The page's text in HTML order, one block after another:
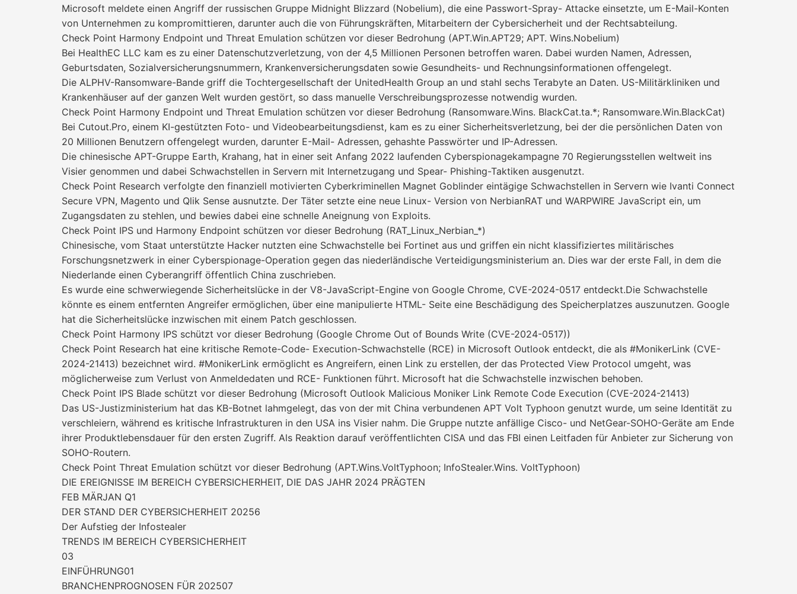
Microsoft meldete einen Angriff der russischen Gruppe Midnight Blizzard (Nobelium), die eine Passwort-Spray- Attacke einsetzte, um E-Mail-Konten
von Unternehmen zu kompromittieren, darunter auch die von Führungskräften, Mitarbeitern der Cybersicherheit und der Rechtsabteilung.
Check Point Harmony Endpoint und Threat Emulation schützen vor dieser Bedrohung (APT.Win.APT29; APT. Wins.Nobelium)
Bei HealthEC LLC kam es zu einer Datenschutzverletzung, von der 4,5 Millionen Personen betroffen waren. Dabei wurden Namen, Adressen,
Geburtsdaten, Sozialversicherungsnummern, Krankenversicherungsdaten sowie Gesundheits- und Rechnungsinformationen offengelegt.
Die ALPHV-Ransomware-Bande griff die Tochtergesellschaft der UnitedHealth Group an und stahl sechs Terabyte an Daten. US-Militärkliniken und
Krankenhäuser auf der ganzen Welt wurden gestört, so dass manuelle Verschreibungsprozesse notwendig wurden.
Check Point Harmony Endpoint und Threat Emulation schützen vor dieser Bedrohung (Ransomware.Wins. BlackCat.ta.*; Ransomware.Win.BlackCat)
Bei Cutout.Pro, einem KI-gestützten Foto- und Videobearbeitungsdienst, kam es zu einer Sicherheitsverletzung, bei der die persönlichen Daten von
20 Millionen Benutzern offengelegt wurden, darunter E-Mail- Adressen, gehashte Passwörter und IP-Adressen.
Die chinesische APT-Gruppe Earth, Krahang, hat in einer seit Anfang 2022 laufenden Cyberspionagekampagne 70 Regierungsstellen weltweit ins
Visier genommen und dabei Schwachstellen in Servern mit Internetzugang und Spear- Phishing-Taktiken ausgenutzt.
Check Point Research verfolgte den finanziell motivierten Cyberkriminellen Magnet Goblinder eintägige Schwachstellen in Servern wie Ivanti Connect
Secure VPN, Magento und Qlik Sense ausnutzte. Der Täter setzte eine neue Linux- Version von NerbianRAT und WARPWIRE JavaScript ein, um
Zugangsdaten zu stehlen, und bewies dabei eine schnelle Aneignung von Exploits.
Check Point IPS und Harmony Endpoint schützen vor dieser Bedrohung (RAT_Linux_Nerbian_*)
Chinesische, vom Staat unterstützte Hacker nutzten eine Schwachstelle bei Fortinet aus und griffen ein nicht klassifiziertes militärisches
Forschungsnetzwerk in einer Cyberspionage-Operation gegen das niederländische Verteidigungsministerium an. Dies war der erste Fall, in dem die
Niederlande einen Cyberangriff öffentlich China zuschrieben.
Es wurde eine schwerwiegende Sicherheitslücke in der V8-JavaScript-Engine von Google Chrome, CVE-2024-0517 entdeckt.Die Schwachstelle
könnte es einem entfernten Angreifer ermöglichen, über eine manipulierte HTML- Seite eine Beschädigung des Speicherplatzes auszunutzen. Google
hat die Sicherheitslücke inzwischen mit einem Patch geschlossen.
Check Point Harmony IPS schützt vor dieser Bedrohung (Google Chrome Out of Bounds Write (CVE-2024-0517))
Check Point Research hat eine kritische Remote-Code- Execution-Schwachstelle (RCE) in Microsoft Outlook entdeckt, die als #MonikerLink (CVE-
2024-21413) bezeichnet wird. #MonikerLink ermöglicht es Angreifern, einen Link zu erstellen, der das Protected View Protocol umgeht, was
möglicherweise zum Verlust von Anmeldedaten und RCE- Funktionen führt. Microsoft hat die Schwachstelle inzwischen behoben.
Check Point IPS Blade schützt vor dieser Bedrohung (Microsoft Outlook Malicious Moniker Link Remote Code Execution (CVE-2024-21413)
Das US-Justizministerium hat das KB-Botnet lahmgelegt, das von der mit China verbundenen APT Volt Typhoon genutzt wurde, um seine Identität zu
verschleiern, während es kritische Infrastrukturen in den USA ins Visier nahm. Die Gruppe nutzte anfällige Cisco- und NetGear-SOHO-Geräte am Ende
ihrer Produktlebensdauer für den ersten Zugriff. Als Reaktion darauf veröffentlichten CISA und das FBI einen Leitfaden für Anbieter zur Sicherung von
SOHO-Routern.
Check Point Threat Emulation schützt vor dieser Bedrohung (APT.Wins.VoltTyphoon; InfoStealer.Wins. VoltTyphoon)
DIE EREIGNISSE IM BEREICH CYBERSICHERHEIT, DIE DAS JAHR 2024 PRÄGTEN
FEB MÄRJAN Q1
DER STAND DER CYBERSICHERHEIT 20256
Der Aufstieg der Infostealer
TRENDS IM BEREICH CYBERSICHERHEIT
03
EINFÜHRUNG01
BRANCHENPROGNOSEN FÜR 202507